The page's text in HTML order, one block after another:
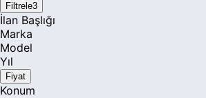
Filtrele3
İlan Başlığı
Marka
Model
Yıl
Fiyat
Konum